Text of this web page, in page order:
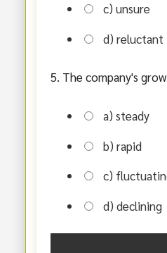
c) unsure
d) reluctant
5. The company's
a) steady
b) rapid
c)
d) declining